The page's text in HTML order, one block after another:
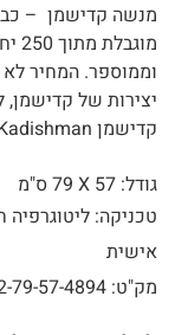
מנשה קדישמן –
וממוספר. המחיר
יצירות של קדישמן,
קדישמן Menashe Kadishman.
גודל: 57 X
79 ס"מ
טכניקה: ליטוגרפיה
אישית
מק"ט: 2-79-57-4894